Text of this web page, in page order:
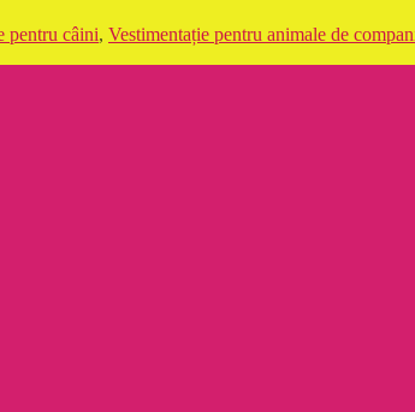
pentru câini, Vestimentație pentru animale de